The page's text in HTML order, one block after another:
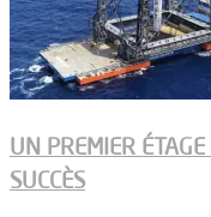
UN PREMIER
SUCCÈS